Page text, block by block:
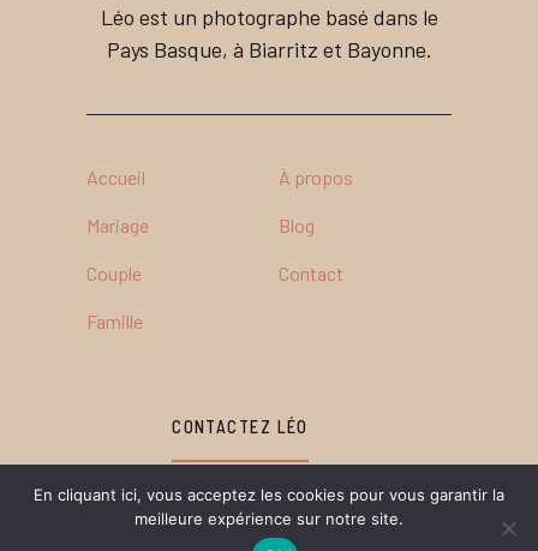
Léo est un photographe basé dans le
Pays Basque, à Biarritz et Bayonne.
Accueil
Mariage
Couple
Famille
À propos
Blog
Contact
CONTACTEZ LÉO
© 2026 Photographe Mariage Pays-Basque - Léo Guthertz -
En cliquant ici, vous acceptez les cookies pour vous garantir la
meilleure expérience sur notre site.